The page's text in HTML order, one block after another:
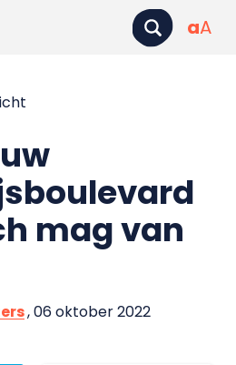
aA
mag van
, 06 oktober 2022